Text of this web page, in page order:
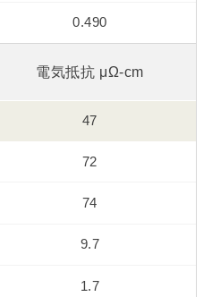
0.490
電気抵抗 μΩ-cm
47
72
74
9.7
1.7